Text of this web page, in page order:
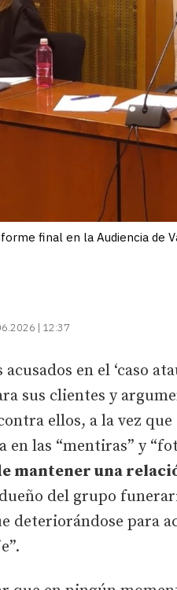
final en la Audiencia de
| 12:37
en el ‘caso
sus clientes y
ellos, a la vez
en las “mentiras” y
mantener una
del grupo
deteriorándose para